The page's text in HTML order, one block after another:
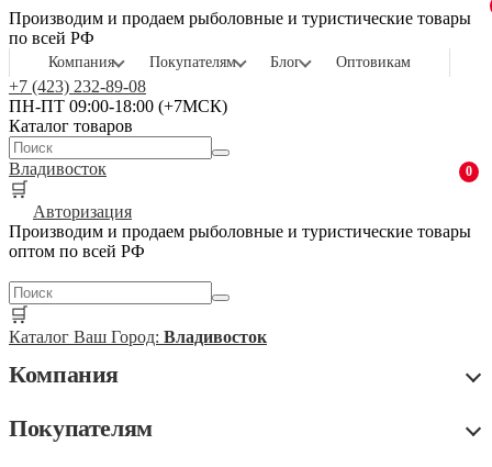
Производим и продаем рыболовные и туристические товары
по всей РФ
Компания Покупателям Блог Оптовикам
+7 (423) 232-89-08
ПН-ПТ 09:00-18:00 (+7МСК)
Каталог товаров
Владивосток
🛒
0
Авторизация
Производим и продаем рыболовные и туристические товары
оптом по всей РФ
🛒
Каталог Ваш Город: Владивосток
Компания
Покупателям